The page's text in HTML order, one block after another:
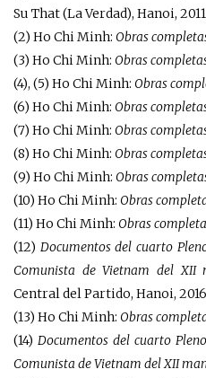
Su That (La Verdad), Hanoi,
(2) Ho Chi Minh: Obras
(3) Ho Chi Minh: Obras
(4), (5) Ho Chi Minh: Obras
(6) Ho Chi Minh: Obras
(7) Ho Chi Minh: Obras
(8) Ho Chi Minh: Obras
(9) Ho Chi Minh: Obras
(10) Ho Chi Minh: Obras
(11) Ho Chi Minh: Obras
(12) Documentos del cuarto
Comunista de Vietnam del XII
Central del Partido, Hanoi,
(13) Ho Chi Minh: Obras
(14) Documentos del cuarto
Comunista de Vietnam del XII